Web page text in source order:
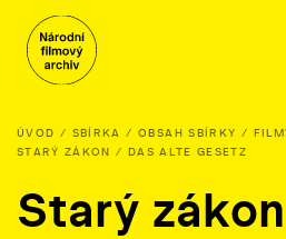
ÚVOD SBÍRKA OBSAH SBÍRKY
STARÝ ZÁKON / DAS ALTE GESETZ
Starý